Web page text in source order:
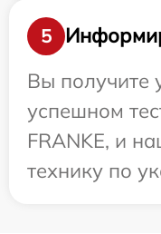
5
Вы получите
успешном
FRANKE, и
технику по